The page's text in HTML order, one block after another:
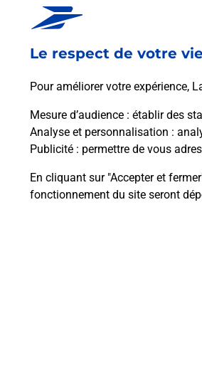
Le respect de votre
Pour améliorer votre expérience,
Mesure d’audience : établir des
Analyse et personnalisation :
Publicité : permettre de vous
En cliquant sur "Accepter et
fonctionnement du site seront
Comment